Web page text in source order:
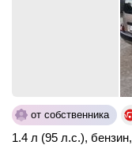
от собственника
1.4 л (95 л.с.), бензин,